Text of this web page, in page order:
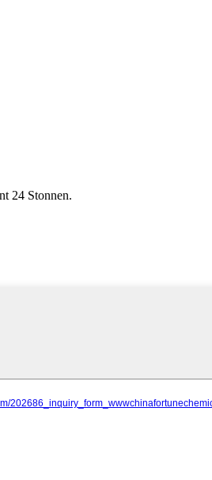
24 Stonnen.